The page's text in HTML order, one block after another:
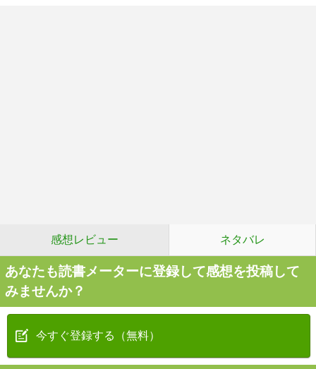
感想レビュー ネタバレ
あなたも読書メーターに登録して感想を投稿して
みませんか？
今すぐ登録する（無料）